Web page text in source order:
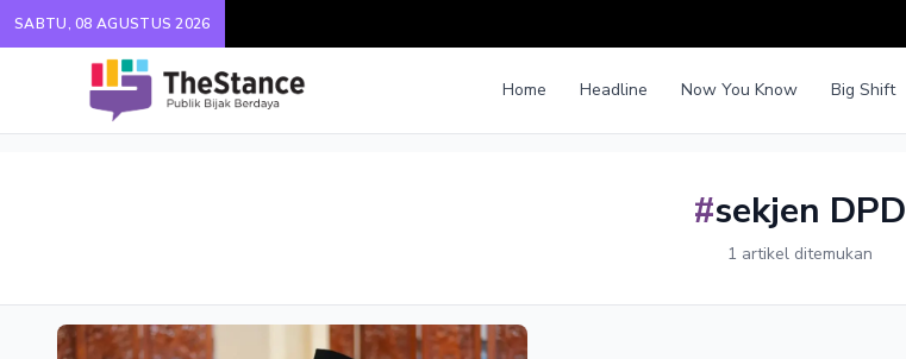
SABTU, 08 AGUSTUS 2026
Home Headline Now You Know Big Shift
#sekjen DPD
1 artikel ditemukan